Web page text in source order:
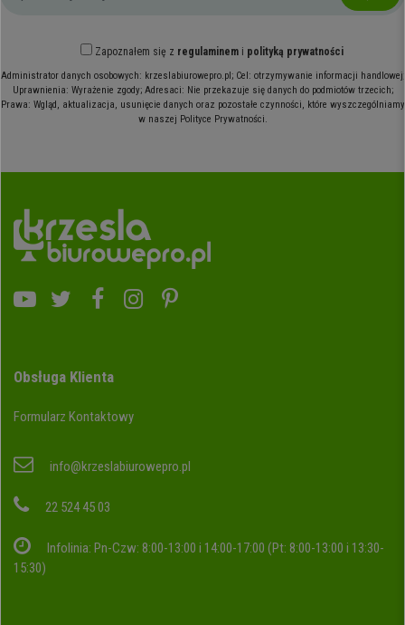
Zapoznałem się z regulaminemi polityką prywatności
Administrator danych osobowych: krzeslabiurowepro.pl; Cel: otrzymywanie informacji handlowej;
Uprawnienia: Wyrażenie zgody; Adresaci: Nie przekazuje się danych do podmiotów trzecich;
Prawa: Wgląd, aktualizacja, usunięcie danych oraz pozostałe czynności, które wyszczególniamy
w naszej Polityce Prywatności.
Obsługa Klienta
Formularz Kontaktowy
info@krzeslabiurowepro.pl
22 524 45 03
Infolinia: Pn-Czw: 8:00-13:00 i 14:00-17:00 (Pt: 8:00-13:00 i 13:30-
15:30)